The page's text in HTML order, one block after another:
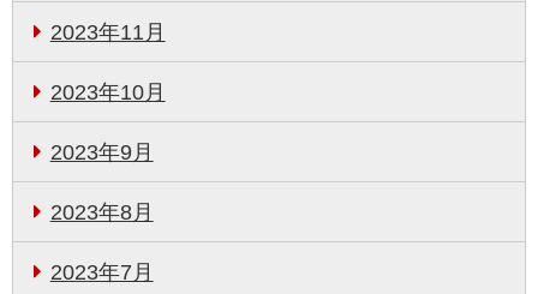
2023年11月
2023年10月
2023年9月
2023年8月
2023年7月